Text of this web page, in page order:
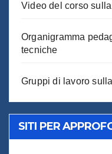
Video del corso
Organigramma
tecniche
Gruppi di lavoro
SITI PER